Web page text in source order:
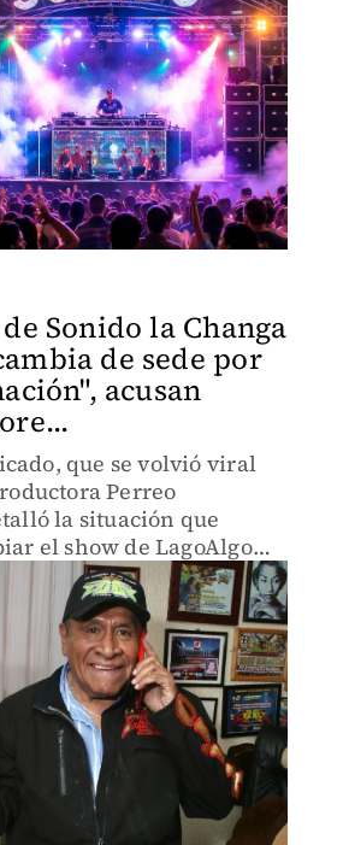
Sonido la Changa
de sede por
acusan
que se volvió viral
Perreo
la situación que
el show de LagoAlgo
a un foro del Centro